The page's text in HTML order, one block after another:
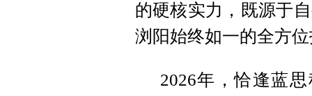
的硬核实力，既源于
浏阳始终如一的全方
2026年，恰逢蓝